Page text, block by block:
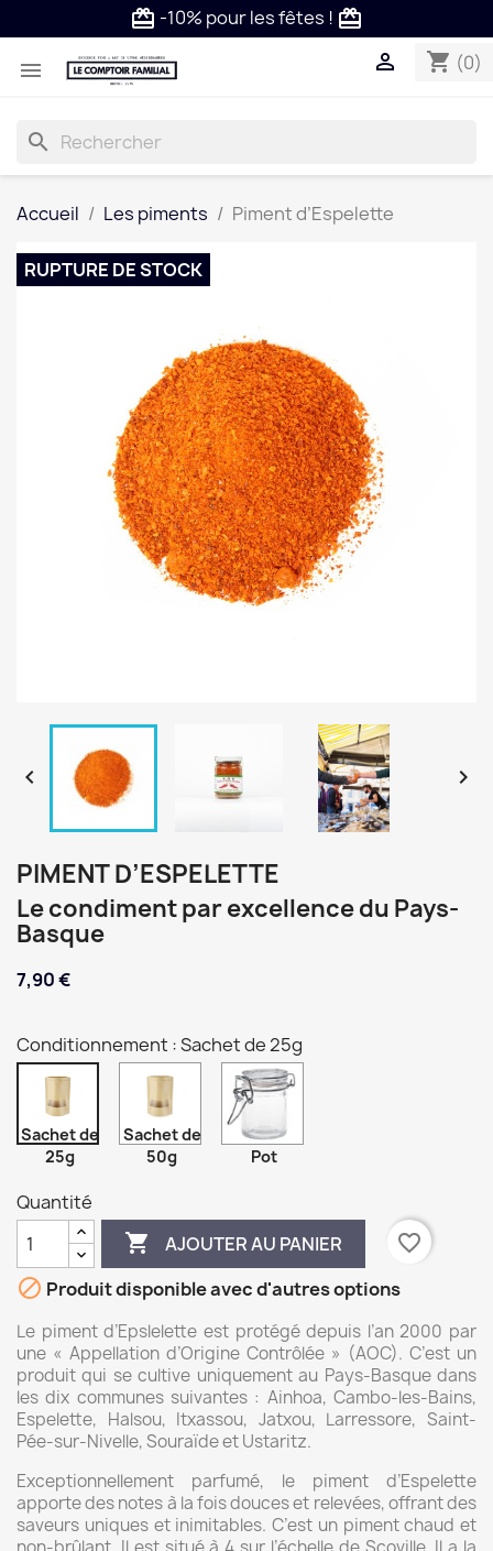
card_giftcard -10% pour les fêtes ! card_giftcard

shopping_cart (0)

search
Accueil Les piments Piment d’Espelette
RUPTURE DE STOCK
 
PIMENT D’ESPELETTE
Le condiment par excellence du Pays-
Basque
7,90 €
Conditionnement : Sachet de 25g
Sachet de
25g
Sachet de
50g
Pot
Quantité
 AJOUTER AU PANIER
favorite_border
 Produit disponible avec d'autres options
Le piment d’Epslelette est protégé depuis l’an 2000 par
une « Appellation d’Origine Contrôlée » (AOC). C’est un
produit qui se cultive uniquement au Pays-Basque dans
les dix communes suivantes : Ainhoa, Cambo-les-Bains,
Espelette, Halsou, Itxassou, Jatxou, Larressore, Saint-
Pée-sur-Nivelle, Souraïde et Ustaritz.
Exceptionnellement parfumé, le piment d’Espelette
apporte des notes à la fois douces et relevées, offrant des
saveurs uniques et inimitables. C’est un piment chaud et